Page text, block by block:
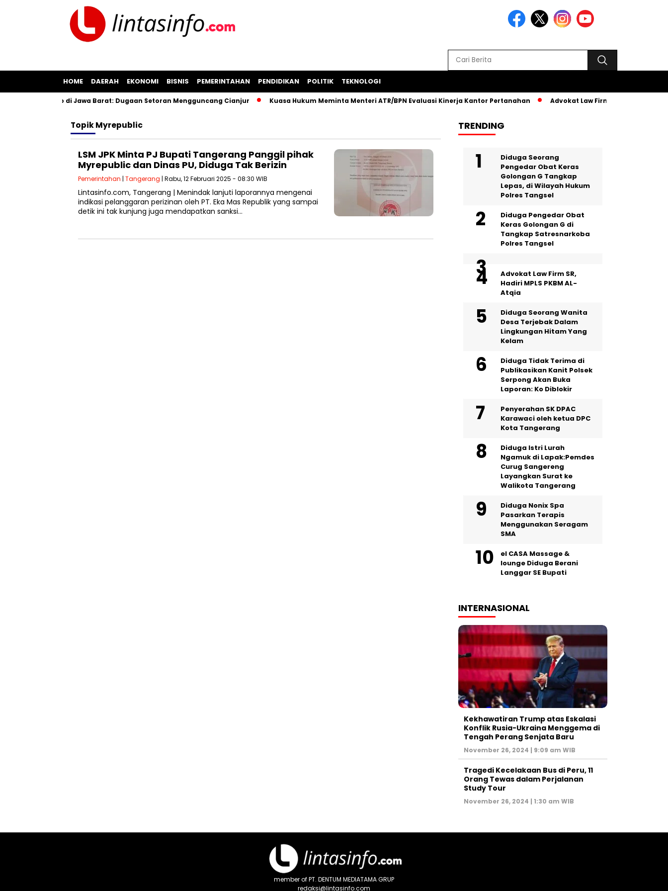
HOME DAERAH EKONOMI BISNIS PEMERINTAHAN PENDIDIKAN POLITIK TEKNOLOGI
Pil Koplo di Jawa Barat: Dugaan Setoran Mengguncang Cianjur Kuasa Hukum Meminta Menteri ATR/BPN Evaluasi Kinerja Kantor Pertanahan Advokat Law Firm SR, Hadiri MPLS
TopikMyrepublic
LSM JPK Minta PJ Bupati Tangerang Panggil pihak
Myrepublic dan Dinas PU, Diduga Tak Berizin
Pemerintahan | Tangerang | Rabu, 12 Februari 2025 - 08:30 WIB
Lintasinfo.com, Tangerang | Menindak lanjuti laporannya mengenai
indikasi pelanggaran perizinan oleh PT. Eka Mas Republik yang sampai
detik ini tak kunjung juga mendapatkan sanksi…
TRENDING
‎Diduga Seorang
Pengedar Obat Keras
Golongan G Tangkap
Lepas, di Wilayah Hukum
Polres Tangsel
Diduga Pengedar Obat
Keras Golongan G di
Tangkap Satresnarkoba
Polres Tangsel
Advokat Law Firm SR,
Hadiri MPLS PKBM AL-
Atqia
‎Diduga Seorang Wanita
Desa Terjebak Dalam
Lingkungan Hitam Yang
Kelam
Diduga Tidak Terima di
Publikasikan Kanit Polsek
Serpong Akan Buka
Laporan: Ko Diblokir
Penyerahan SK DPAC
Karawaci oleh ketua DPC
Kota Tangerang
‎Diduga Istri Lurah
Ngamuk di Lapak:Pemdes
Curug Sangereng
Layangkan Surat ke
Walikota Tangerang
‎Diduga Nonix Spa
Pasarkan Terapis
Menggunakan Seragam
SMA
‎el CASA Massage &
lounge Diduga Berani
Langgar SE Bupati
INTERNASIONAL
Kekhawatiran Trump atas Eskalasi
Konflik Rusia-Ukraina Menggema di
Tengah Perang Senjata Baru
November 26, 2024 | 9:09 am WIB
Tragedi Kecelakaan Bus di Peru, 11
Orang Tewas dalam Perjalanan
Study Tour
November 26, 2024 | 1:30 am WIB
member of PT. DENTUM MEDIATAMA GRUP
redaksi@lintasinfo.com